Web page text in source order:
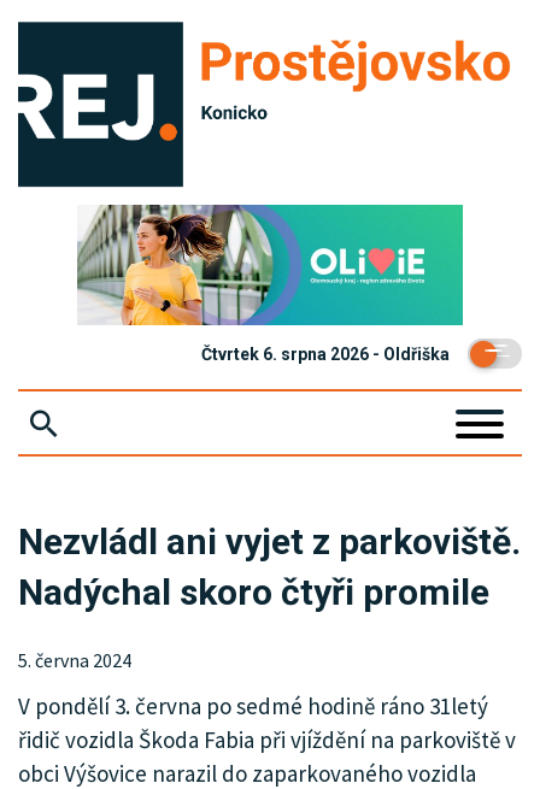
Čtvrtek 6. srpna 2026 - Oldřiška
KRIMI
SPORT
KULTURA
SPOLEČNOST
Nezvládl ani vyjet z parkoviště.
Nadýchal skoro čtyři promile
5. června 2024
V pondělí 3. června po sedmé hodině ráno 31letý
řidič vozidla Škoda Fabia při vjíždění na parkoviště v
obci Výšovice narazil do zaparkovaného vozidla